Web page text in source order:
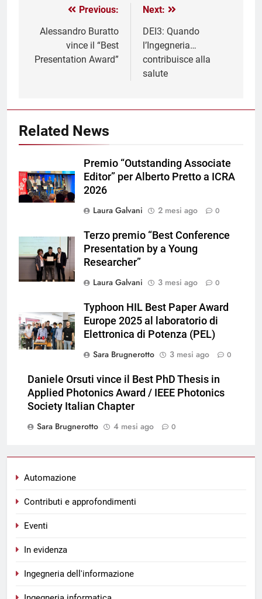
Automazione
Contributi e approfondimenti
Eventi
In evidenza
Ingegneria dell'informazione
Previous:
Alessandro Buratto
vince il “Best
Presentation Award”
Next:
DEI3: Quando
l’Ingegneria…
contribuisce alla
salute
Related News
Premio “Outstanding Associate
Editor” per Alberto Pretto a ICRA
2026
Laura Galvani
2 mesi ago 0
Terzo premio “Best Conference
Presentation by a Young
Researcher”
Laura Galvani
3 mesi ago 0
Typhoon HIL Best Paper Award
Europe 2025 al laboratorio di
Elettronica di Potenza (PEL)
Sara Brugnerotto
3 mesi ago 0
Daniele Orsuti vince il Best PhD Thesis in
Applied Photonics Award / IEEE Photonics
Society Italian Chapter
Sara Brugnerotto
4 mesi ago 0